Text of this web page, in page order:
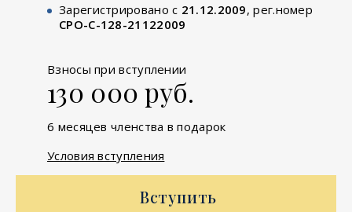
Зарегистрировано с 21.12.2009, рег.номер
СРО-С-128-21122009
Взносы при вступлении
130 000 руб.
6 месяцев членства в подарок
Условия вступления
Вступить